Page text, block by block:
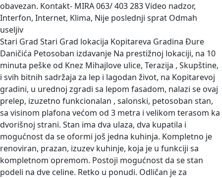
obavezan. Kontakt- MIRA 063/ 403 283 Video nadzor,
Interfon, Internet, Klima, Nije poslednji sprat Odmah
useljiv
Stari Grad Stari Grad lokacija Kopitareva Gradina Đure
Daničića Petosoban izdavanje Na prestižnoj lokaciji, na 10
minuta peške od Knez Mihajlove ulice, Terazija , Skupštine,
i svih bitnih sadržaja za lep i lagodan život, na Kopitarevoj
gradini, u urednoj zgradi sa lepom fasadom, nalazi se ovaj
prelep, izuzetno funkcionalan , salonski, petosoban stan,
sa visinom plafona većom od 3 metra i velikom terasom ka
dvorišnoj strani. Stan ima dva ulaza, dva kupatila i
mogućnost da se oformi još jedna kuhinja. Kompletno je
renoviran, prazan, izuzev kuhinje, koja je u funkciji sa
kompletnom opremom. Postoji mogućnost da se stan
podeli na dve celine. Retko u ponudi. Odličan je za